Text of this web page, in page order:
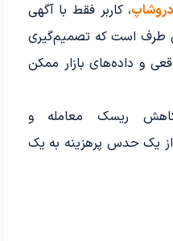
، کاربر فقط با آگهی
طرف است که تصمیم‌گیری
و داده‌های بازار ممکن
ریسک معامله و
از یک حدس پرهزینه به یک